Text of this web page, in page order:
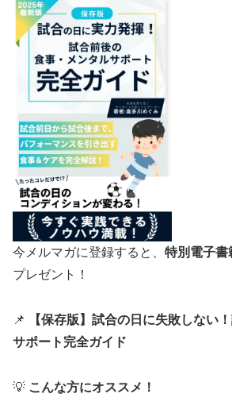
今メルマガに登録すると、 特別電子書
プレゼント！
📌
【保存版】試合の日に失敗しない
サポート完全ガイド
💡 こんな方にオススメ！